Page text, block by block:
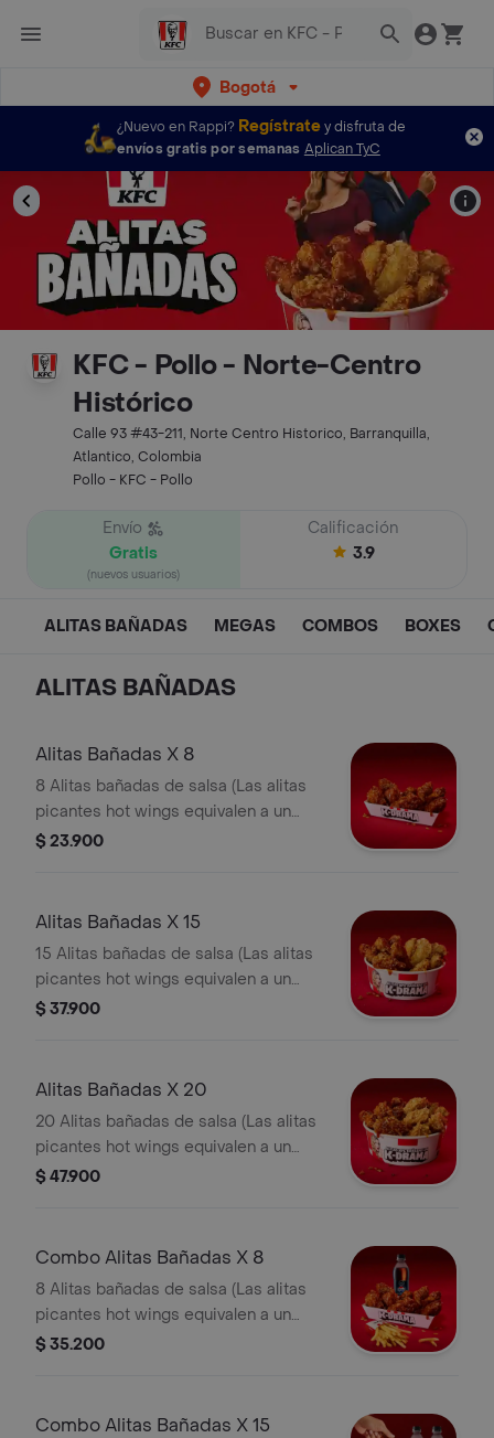
Bogotá
¿Nuevo en Rappi? Regístratey disfruta de
envíos gratis por semanas Aplican TyC
KFC - Pollo - Norte-Centro
Histórico
Calle 93 #43-211, Norte Centro Historico, Barranquilla,
Atlantico, Colombia
Pollo - KFC - Pollo
Envío
Gratis
(nuevos usuarios)
Calificación
3.9
ALITAS BAÑADAS MEGAS COMBOS BOXES
ALITAS BAÑADAS
Alitas Bañadas X 8
8 Alitas bañadas de salsa (Las alitas
picantes hot wings equivalen a un
trozo de ala)
$ 23.900
Alitas Bañadas X 15
15 Alitas bañadas de salsa (Las alitas
picantes hot wings equivalen a un
trozo de ala)
$ 37.900
Alitas Bañadas X 20
20 Alitas bañadas de salsa (Las alitas
picantes hot wings equivalen a un
trozo de ala)
$ 47.900
Combo Alitas Bañadas X 8
8 Alitas bañadas de salsa (Las alitas
picantes hot wings equivalen a un
trozo de ala) + 1 Papa Pequeña + 1
$ 35.200
Combo Alitas Bañadas X 15